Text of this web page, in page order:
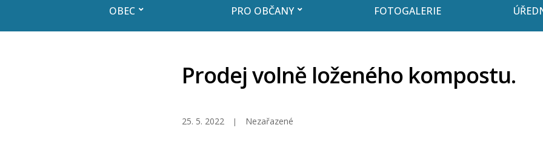
OBEC PRO OBČANY FOTOGALERIE
Prodej volně loženého kompostu.
25. 5. 2022 Nezařazené